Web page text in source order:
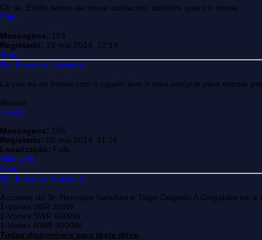
Ok ok. Então temos de trocar contactos, também quero ir nesse.
Fidel
Mensagens: 153
Registado: 19 mai 2014, 12:19
Topo
Re: Encontro Nacional
La vou eu de boleia com o ogadiv levo o meu unicycle para marcar
Abraco
nios26
Mensagens: 156
Registado: 05 mai 2014, 11:16
Localização: Fafe
Sítio web
Topo
Re: Encontro Nacional
A convite do Sr. Henrique Sanches e Tiago Delgado A Gingabike vai a
1-Vortex SBR 250W
1-Vortex SWR 6000W
1-Vortex NWR 9000W
Todas disponíveis para teste drive.